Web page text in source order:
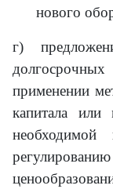
нового
г)
применении
капитала или
необходимой